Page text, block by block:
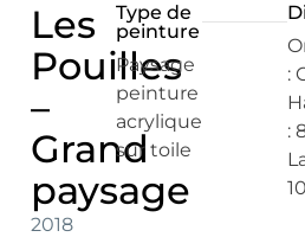
Les
Pouilles
–
Grand
paysage
2018
Type de
peinture
Paysage
peinture
acrylique
sur toile
:
: